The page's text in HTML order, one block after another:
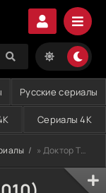
Русские сериалы
Сериалы 4K
» Доктор Тырса (2010)